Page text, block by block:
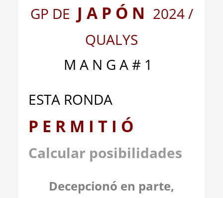
GP DE J A P Ó N 2024 /
QUALYS
M A N G A # 1
ESTA RONDA
P E R M I T I Ó
Calcular posibilidades
Decepcionó en parte,